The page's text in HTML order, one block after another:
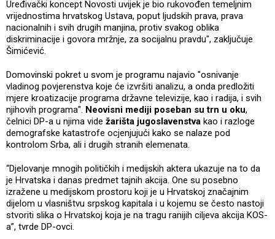
Uređivački koncept Novosti uvijek je bio rukovođen temeljnim
vrijednostima hrvatskog Ustava, poput ljudskih prava, prava
nacionalnih i svih drugih manjina, protiv svakog oblika
diskriminacije i govora mržnje, za socijalnu pravdu", zaključuje
Šimićević.
Domovinski pokret u svom je programu najavio "osnivanje
vladinog povjerenstva koje će izvršiti analizu, a onda predložiti
mjere kroatizacije programa državne televizije, kao i radija, i svih
njihovih programa". Neovisni mediji poseban su trn u oku,
čelnici DP-a u njima vide žarišta jugoslavenstva kao i razloge
demografske katastrofe ocjenjujući kako se nalaze pod
kontrolom Srba, ali i drugih stranih elemenata.
“Djelovanje mnogih političkih i medijskih aktera ukazuje na to da
je Hrvatska i danas predmet tajnih akcija. One su posebno
izražene u medijskom prostoru koji je u Hrvatskoj značajnim
dijelom u vlasništvu srpskog kapitala i u kojemu se često nastoji
stvoriti slika o Hrvatskoj koja je na tragu ranijih ciljeva akcija KOS-
a”, tvrde DP-ovci.